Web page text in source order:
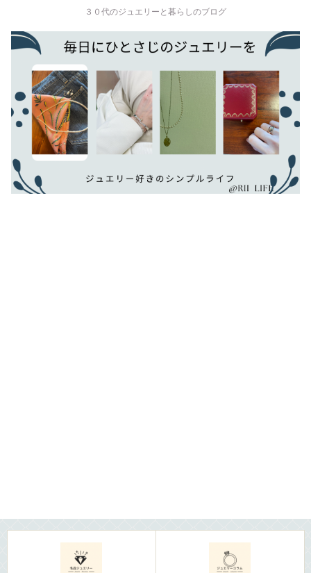
３０代のジュエリーと暮らしのブログ